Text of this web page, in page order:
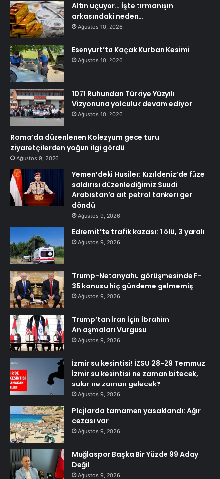
Altın uçuyor… İşte tırmanışın
arkasındaki neden…
Ağustos 10, 2026
Esenyurt’ta Kaçak Kurban Kesimi
Ağustos 10, 2026
1071 Ruhundan Türkiye Yüzyılı
Vizyonuna yolculuk devam ediyor
Ağustos 10, 2026
Roma’da düzenlenen Kolezyum gece turu
ziyaretçilerden yoğun ilgi gördü
Ağustos 9, 2026
Yemen’deki Husiler: Kızıldeniz’de füze
saldırısı düzenlediğimiz Suudi
Arabistan’a ait petrol tankeri geri
döndü
Ağustos 9, 2026
Edremit’te trafik kazası: 1 ölü, 3 yaralı
Ağustos 9, 2026
Trump-Netanyahu görüşmesinde F-
35 konusu hiç gündeme gelmemiş
Ağustos 9, 2026
Trump’tan İran İçin İbrahim
Anlaşmaları Vurgusu
Ağustos 9, 2026
İzmir su kesintisi! İZSU 28-29 Temmuz
İzmir su kesintisi ne zaman bitecek,
sular ne zaman gelecek?
Ağustos 9, 2026
Plajlarda tamamen yasaklandı: Ağır
cezası var
Ağustos 9, 2026
Muğlaspor Başka Bir Yüzde 99 Aday
Değil
Ağustos 9, 2026